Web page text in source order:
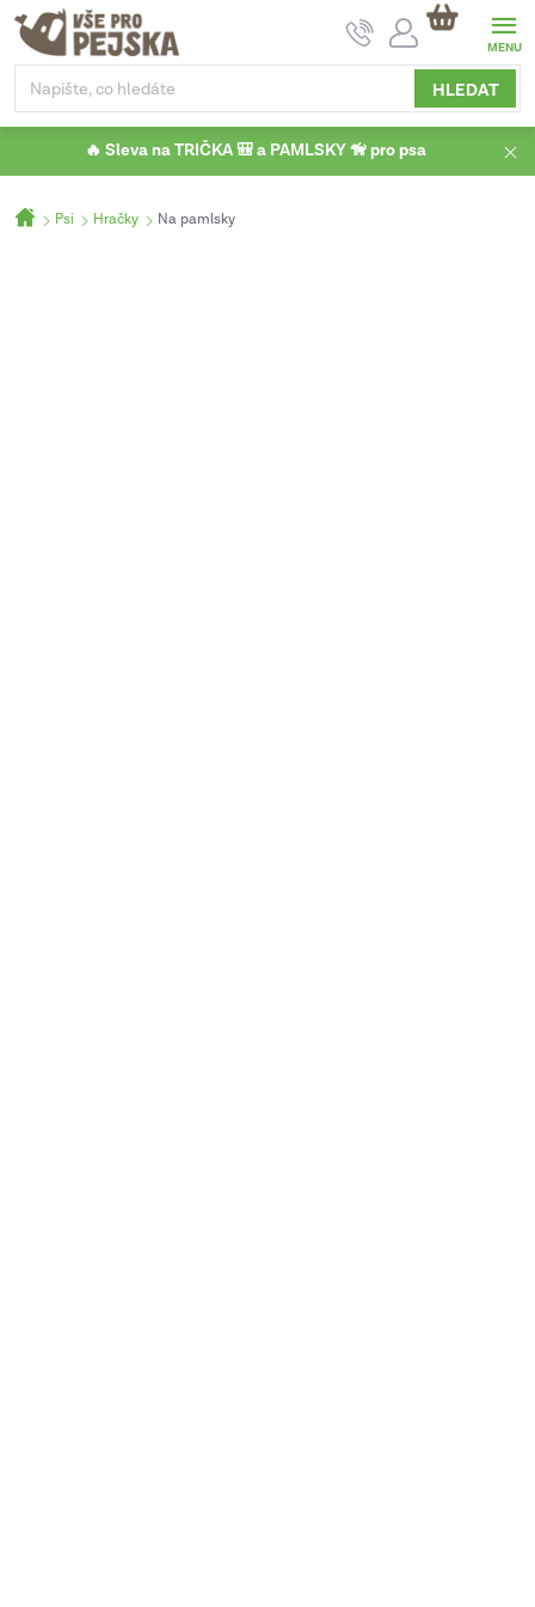
Přejít
obsah
HLEDAT
NÁKUPNÍ
KOŠÍK
🔥 Sleva na TRIČKA 🎒 a PAMLSKY 🦮 pro psa
Domů
Psi Hračky Na pamlsky